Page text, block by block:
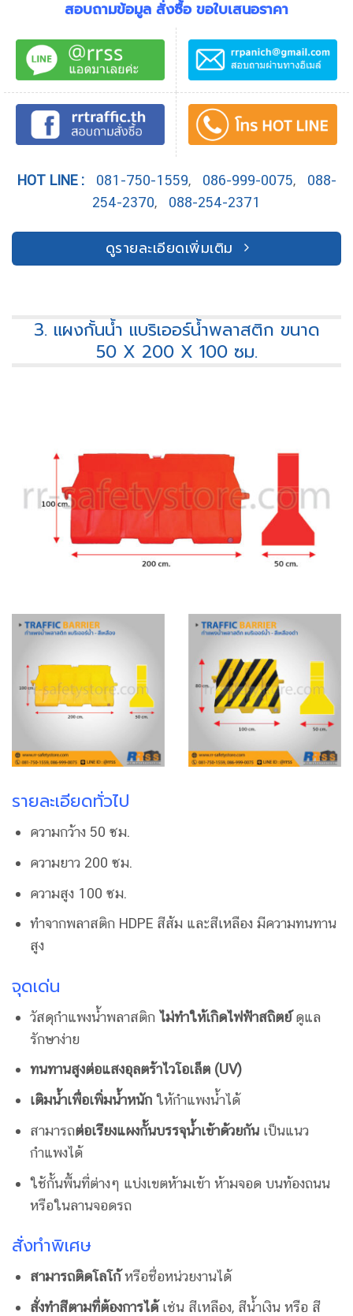
สอบถามข้อมูล สั่งซื้อ ขอใบเสนอราคา
HOT LINE : 081-750-1559, 086-999-0075, 088-
254-2370, 088-254-2371
ดูรายละเอียดเพิ่มเติม
3. แผงกั้นน้ำ แบริเออร์น้ำพลาสติก ขนาด
50 X 200 X 100 ซม.
รายละเอียดทั่วไป
ความกว้าง 50 ซม.
ความยาว 200 ซม.
ความสูง 100 ซม.
ทำจากพลาสติก HDPE สีส้ม และสีเหลือง มีความทนทาน
สูง
จุดเด่น
วัสดุกำแพงน้ำพลาสติกไม่ทำให้เกิดไฟฟ้าสถิตย์ดูแล
รักษาง่าย
ทนทานสูงต่อแสงอุลตร้าไวโอเล็ต (UV)
เติมน้ำเพื่อเพิ่มน้ำหนักให้กำแพงน้ำได้
สามารถต่อเรียงแผงกั้นบรรจุน้ำเข้าด้วยกัน เป็นแนว
กำแพงได้
ใช้กั้นพื้นที่ต่างๆ แบ่งเขตห้ามเข้า ห้ามจอด บนท้องถนน
หรือในลานจอดรถ
สั่งทำพิเศษ
สามารถติดโลโก้หรือชื่อหน่วยงานได้
สั่งทำสีตามที่ต้องการได้เช่น สีเหลือง, สีน้ำเงิน หรือ สี